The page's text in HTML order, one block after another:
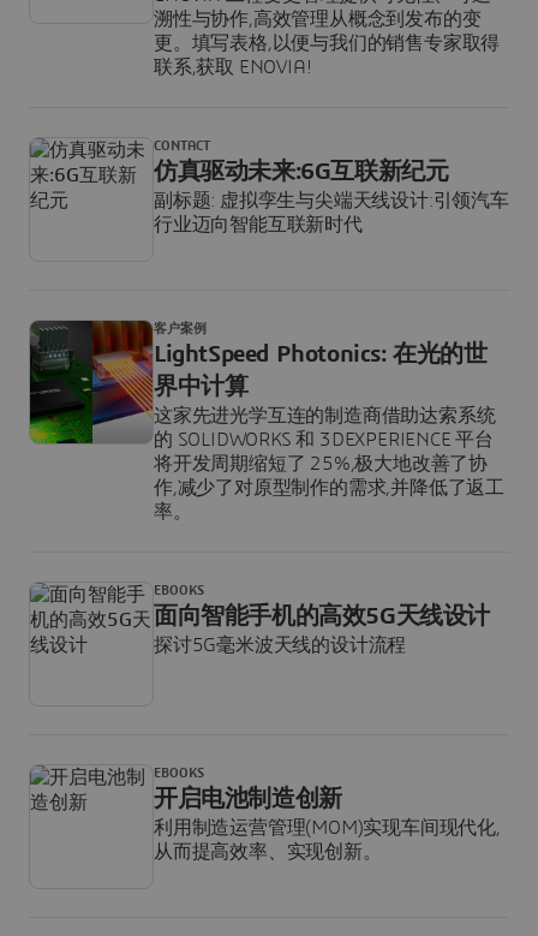
溯性与协作,高效管理从概念到发布的变
更。填写表格,以便与我们的销售专家取得
联系,获取 ENOVIA!
仿真驱动未来:6G互联新纪元
副标题: 虚拟孪生与尖端天线设计:引领汽车
行业迈向智能互联新时代
CONTACT
LightSpeed Photonics: 在光的世
界中计算
这家先进光学互连的制造商借助达索系统
的 SOLIDWORKS 和 3DEXPERIENCE 平台
将开发周期缩短了 25%,极大地改善了协
作,减少了对原型制作的需求,并降低了返工
率。
客户案例
面向智能手机的高效5G天线设计
探讨5G毫米波天线的设计流程
EBOOKS
开启电池制造创新
利用制造运营管理(MOM)实现车间现代化,
从而提高效率、实现创新。
EBOOKS